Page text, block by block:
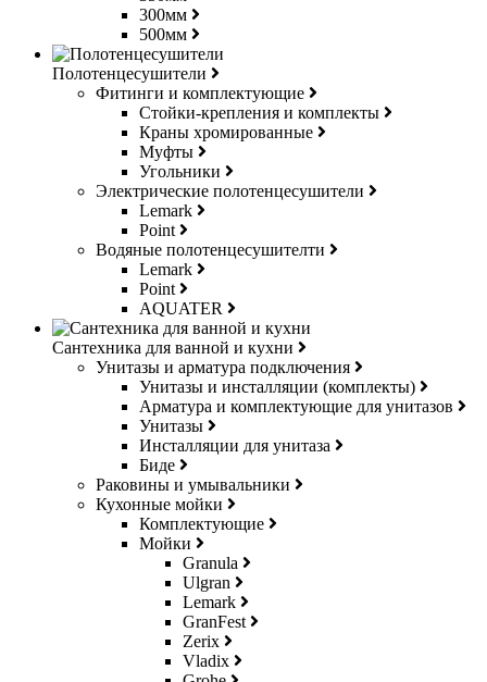
300мм
500мм
Полотенцесушители
Фитинги и комплектующие
Стойки-крепления и комплекты
Краны хромированные
Муфты
Угольники
Электрические полотенцесушители
Lemark
Point
Водяные полотенцесушителти
Lemark
Point
AQUATER
Сантехника для ванной и кухни
Унитазы и арматура подключения
Унитазы и инсталляции (комплекты)
Арматура и комплектующие для унитазов
Унитазы
Инсталляции для унитаза
Биде
Раковины и умывальники
Кухонные мойки
Комплектующие
Мойки
Granula
Ulgran
Lemark
GranFest
Zerix
Vladix